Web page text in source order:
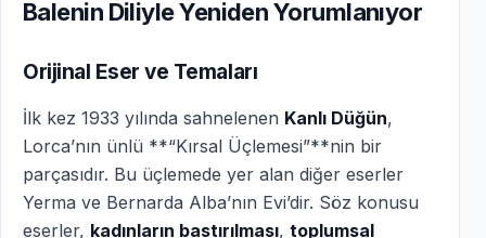
Balenin Diliyle Yeniden Yorumlanıyor
Orijinal Eser ve Temaları
İlk kez 1933 yılında sahnelenen Kanlı Düğün,
Lorca’nın ünlü **“Kırsal Üçlemesi”**nin bir
parçasıdır. Bu üçlemede yer alan diğer eserler
Yerma ve Bernarda Alba’nın Evi’dir. Söz konusu
eserler, kadınların bastırılması, toplumsal